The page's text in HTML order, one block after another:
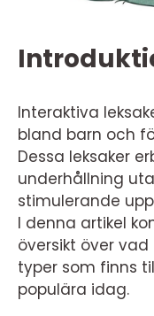
Interaktiva
bland barn och
Dessa leksaker
underhållning
stimulerande
I denna artikel
översikt över vad
typer som finns
populära idag.